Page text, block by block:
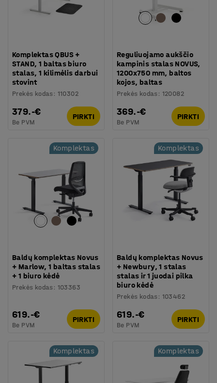
Komplektas QBUS +
STAND, 1 baltas biuro
stalas, 1 kilimėlis darbui
stovint
Prekės kodas : 110302
379.-€
Be PVM
PIRKTI
Reguliuojamo aukščio
kampinis stalas NOVUS,
1200x750 mm, baltos
kojos, baltas
Prekės kodas : 120082
369.-€
Be PVM
PIRKTI
Komplektas
Baldų komplektas Novus
+ Marlow, 1 baltas stalas
+ 1 biuro kėdė
Prekės kodas : 103363
619.-€
Be PVM
PIRKTI
Komplektas
Baldų komplektas Novus
+ Newbury, 1 stalas
stalas ir 1 juodai pilka
biuro kėdė
Prekės kodas : 103462
619.-€
Be PVM
PIRKTI
Komplektas Komplektas